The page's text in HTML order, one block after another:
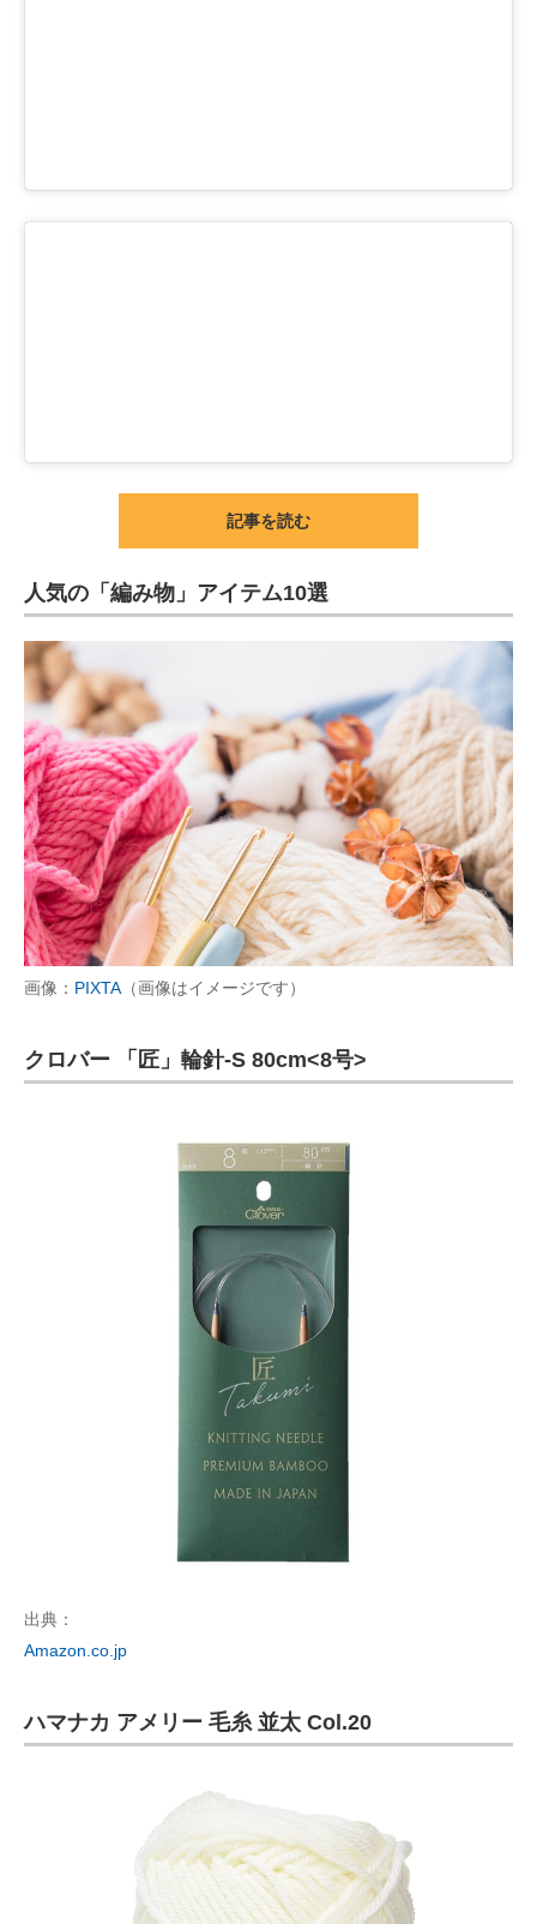
記事を読む
人気の「編み物」アイテム10選
画像： PIXTA（画像はイメージです）
クロバー 「匠」輪針-S 80cm<8号>
出典：
Amazon.co.jp
ハマナカ アメリー 毛糸 並太 Col.20